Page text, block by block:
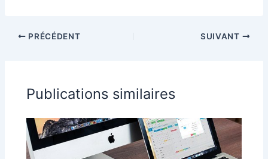
PRÉCÉDENT SUIVANT
Publications similaires